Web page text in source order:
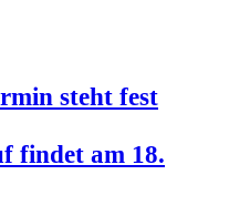
steht fest
fin­det am 18.